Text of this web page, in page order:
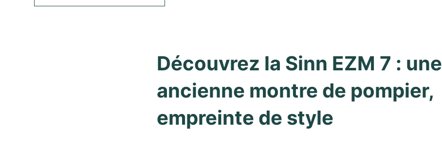
Découvrez la Sinn EZM 7 : une
ancienne montre de pompier,
empreinte de style